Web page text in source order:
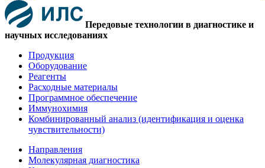
Передовые технологии в диагностике и
научных исследованиях
Продукция
Оборудование
Реагенты
Расходные материалы
Программное обеспечение
Иммунохимия
Комбинированный анализ (идентификация и оценка
чувствительности)
Направления
Молекулярная диагностика